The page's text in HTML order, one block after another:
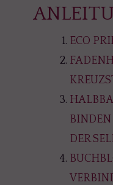
ECO
BINDEN
DER